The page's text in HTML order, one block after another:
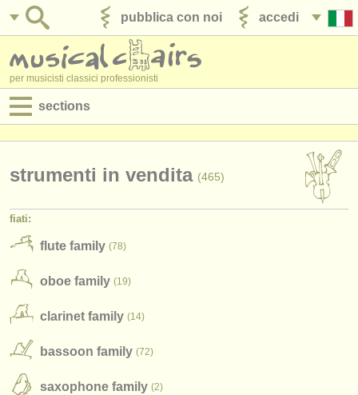
accedi
pubblica con noi
per musicisti classici professionisti
sections
strumenti in vendita (465)
fiati:
flute family (78)
oboe family (19)
clarinet family (14)
bassoon family (72)
saxophone family (2)